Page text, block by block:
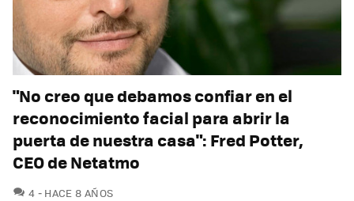
"No creo que debamos confiar en el
reconocimiento facial para abrir la
puerta de nuestra casa": Fred Potter,
CEO de Netatmo
4 COMENTARIOS
HACE 8 AÑOS